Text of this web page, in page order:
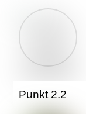
Punkt 2.2